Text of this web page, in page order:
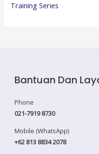
Training Series
Bantuan Dan
Phone
021-7919 8730
Mobile (WhatsApp)
+62 813 8834 2078